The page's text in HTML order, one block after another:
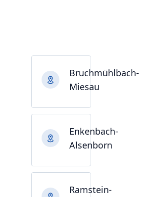
Bruchmühlbach-
Miesau
Enkenbach-
Alsenborn
Ramstein-